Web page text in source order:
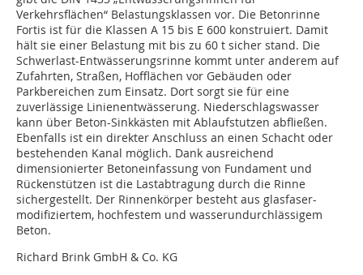
Verkehrsflächen“ Belastungsklassen vor. Die Betonrinne
Fortis ist für die Klassen A 15 bis E 600 konstruiert. Damit
hält sie einer Belastung mit bis zu 60 t sicher stand. Die
Schwerlast-Entwässerungsrinne kommt unter anderem auf
Zufahrten, Straßen, Hofflächen vor Gebäuden oder
Parkbereichen zum Einsatz. Dort sorgt sie für eine
zuverlässige Linienentwässerung. Niederschlagswasser
kann über Beton-Sinkkästen mit Ablaufstutzen abfließen.
Ebenfalls ist ein direkter Anschluss an einen Schacht oder
bestehenden Kanal möglich. Dank ausreichend
dimensionierter Betoneinfassung von Fundament und
Rückenstützen ist die Lastabtragung durch die Rinne
sichergestellt. Der Rinnenkörper besteht aus glasfaser-
modifiziertem, hochfestem und wasserundurchlässigem
Beton.
Richard Brink GmbH & Co. KG